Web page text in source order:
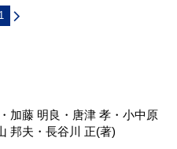
1
・ 加藤 明良 ・ 唐津 孝 ・小中原
邦夫 ・長谷川 正(著)